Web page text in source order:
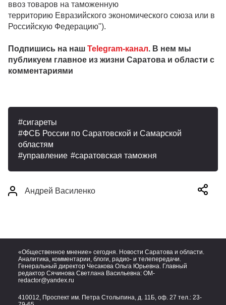
ввоз товаров на таможенную
территорию Евразийского экономического союза или в
Российскую Федерацию").
Подпишись на наш Telegram-канал. В нем мы
публикуем главное из жизни Саратова и области с
комментариями
сигареты
ФСБ России по Саратовской и Самарской
областям
управление
саратовская таможня
Андрей Василенко
«Общественное мнение» сегодня. Новости Саратова и области.
Аналитика, комментарии, блоги, радио- и телепередачи.
Генеральный директор Чесакова Ольга Юрьевна. Главный
редактор Сячинова Светлана Васильевна: OM-
redactor@yandex.ru
410012, Проспект им. Петра Столыпина, д. 11Б, оф. 27 тел.: 23-